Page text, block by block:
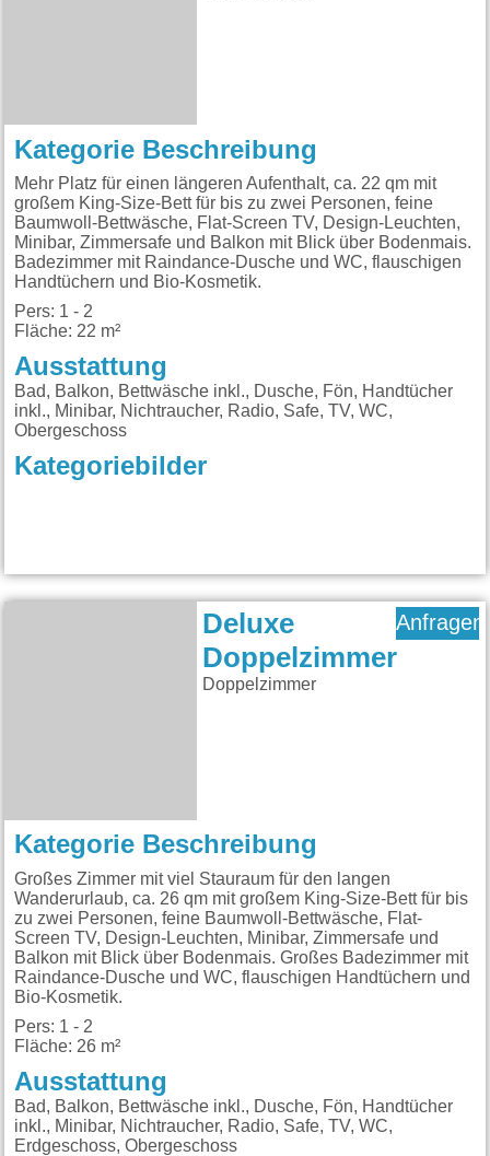
Kategorie Beschreibung
Mehr Platz für einen längeren Aufenthalt, ca. 22 qm mit
großem King-Size-Bett für bis zu zwei Personen, feine
Baumwoll-Bettwäsche, Flat-Screen TV, Design-Leuchten,
Minibar, Zimmersafe und Balkon mit Blick über Bodenmais.
Badezimmer mit Raindance-Dusche und WC, flauschigen
Handtüchern und Bio-Kosmetik.
Pers: 1 - 2
Fläche: 22 m²
Ausstattung
Bad, Balkon, Bettwäsche inkl., Dusche, Fön, Handtücher
inkl., Minibar, Nichtraucher, Radio, Safe, TV, WC,
Obergeschoss
Kategoriebilder
Deluxe
Doppelzimmer
Doppelzimmer
Anfragen
Kategorie Beschreibung
Großes Zimmer mit viel Stauraum für den langen
Wanderurlaub, ca. 26 qm mit großem King-Size-Bett für bis
zu zwei Personen, feine Baumwoll-Bettwäsche, Flat-
Screen TV, Design-Leuchten, Minibar, Zimmersafe und
Balkon mit Blick über Bodenmais. Großes Badezimmer mit
Raindance-Dusche und WC, flauschigen Handtüchern und
Bio-Kosmetik.
Pers: 1 - 2
Fläche: 26 m²
Ausstattung
Bad, Balkon, Bettwäsche inkl., Dusche, Fön, Handtücher
inkl., Minibar, Nichtraucher, Radio, Safe, TV, WC,
Erdgeschoss, Obergeschoss